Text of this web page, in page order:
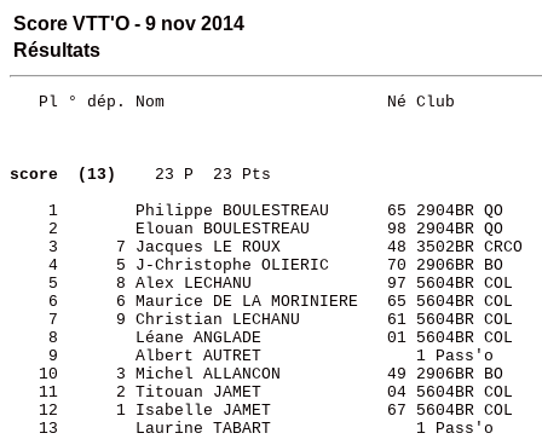
Score VTT'O - 9 nov 2014
Résultats
Pl ° dép. Nom                       Né Club
score  (13)
23 P  23
1        Philippe BOULESTREAU      65 2904BR QO
2        Elouan BOULESTREAU        98 2904BR QO
3      7 Jacques LE ROUX           48 3502BR
4      5 J-Christophe OLIERIC      70 2906BR BO
5      8 Alex LECHANU              97 5604BR
6      6 Maurice DE LA MORINIERE   65 5604BR
7      9 Christian LECHANU         61 5604BR
8        Léane ANGLADE             01 5604BR
9        Albert AUTRET                1 Pass'o
10      3 Michel ALLANCON           49 2906BR BO
11      2 Titouan JAMET             04 5604BR
12      1 Isabelle JAMET            67 5604BR
13        Laurine TABART               1 Pass'o